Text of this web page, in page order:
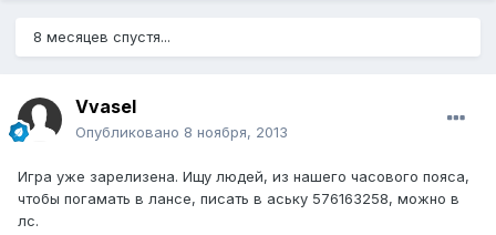
8 месяцев спустя...
Vvasel
Опубликовано 8 ноября, 2013
Игра уже зарелизена. Ищу людей, из нашего часового пояса,
чтобы погамать в лансе, писать в аську 576163258, можно в
лс.